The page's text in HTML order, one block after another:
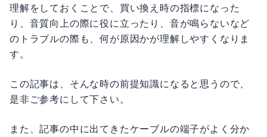
理解をしておくことで、買い換え時の指標になった
り、音質向上の際に役に立ったり、音が鳴らないなど
のトラブルの際も、何が原因かが理解しやすくなりま
す。
この記事は、そんな時の前提知識になると思うので、
是非ご参考にして下さい。
また、記事の中に出てきたケーブルの端子がよく分か